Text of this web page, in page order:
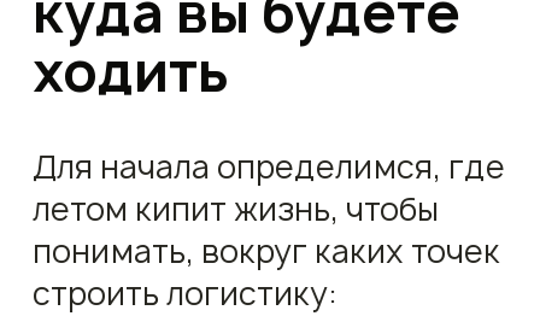
ходить
Для начала определимся, где
летом кипит жизнь, чтобы
понимать, вокруг каких точек
строить логистику: